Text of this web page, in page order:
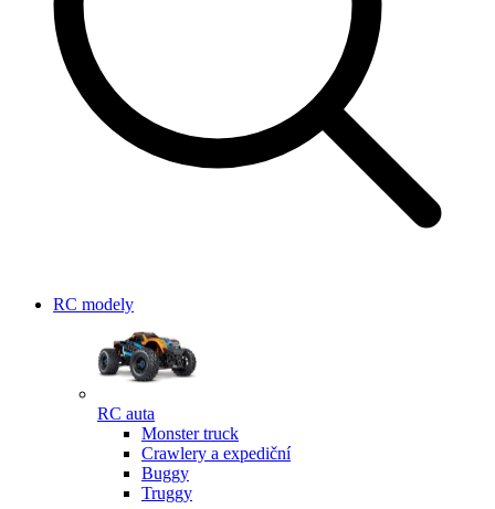
RC modely
RC auta
Monster truck
Crawlery a expediční
Buggy
Truggy